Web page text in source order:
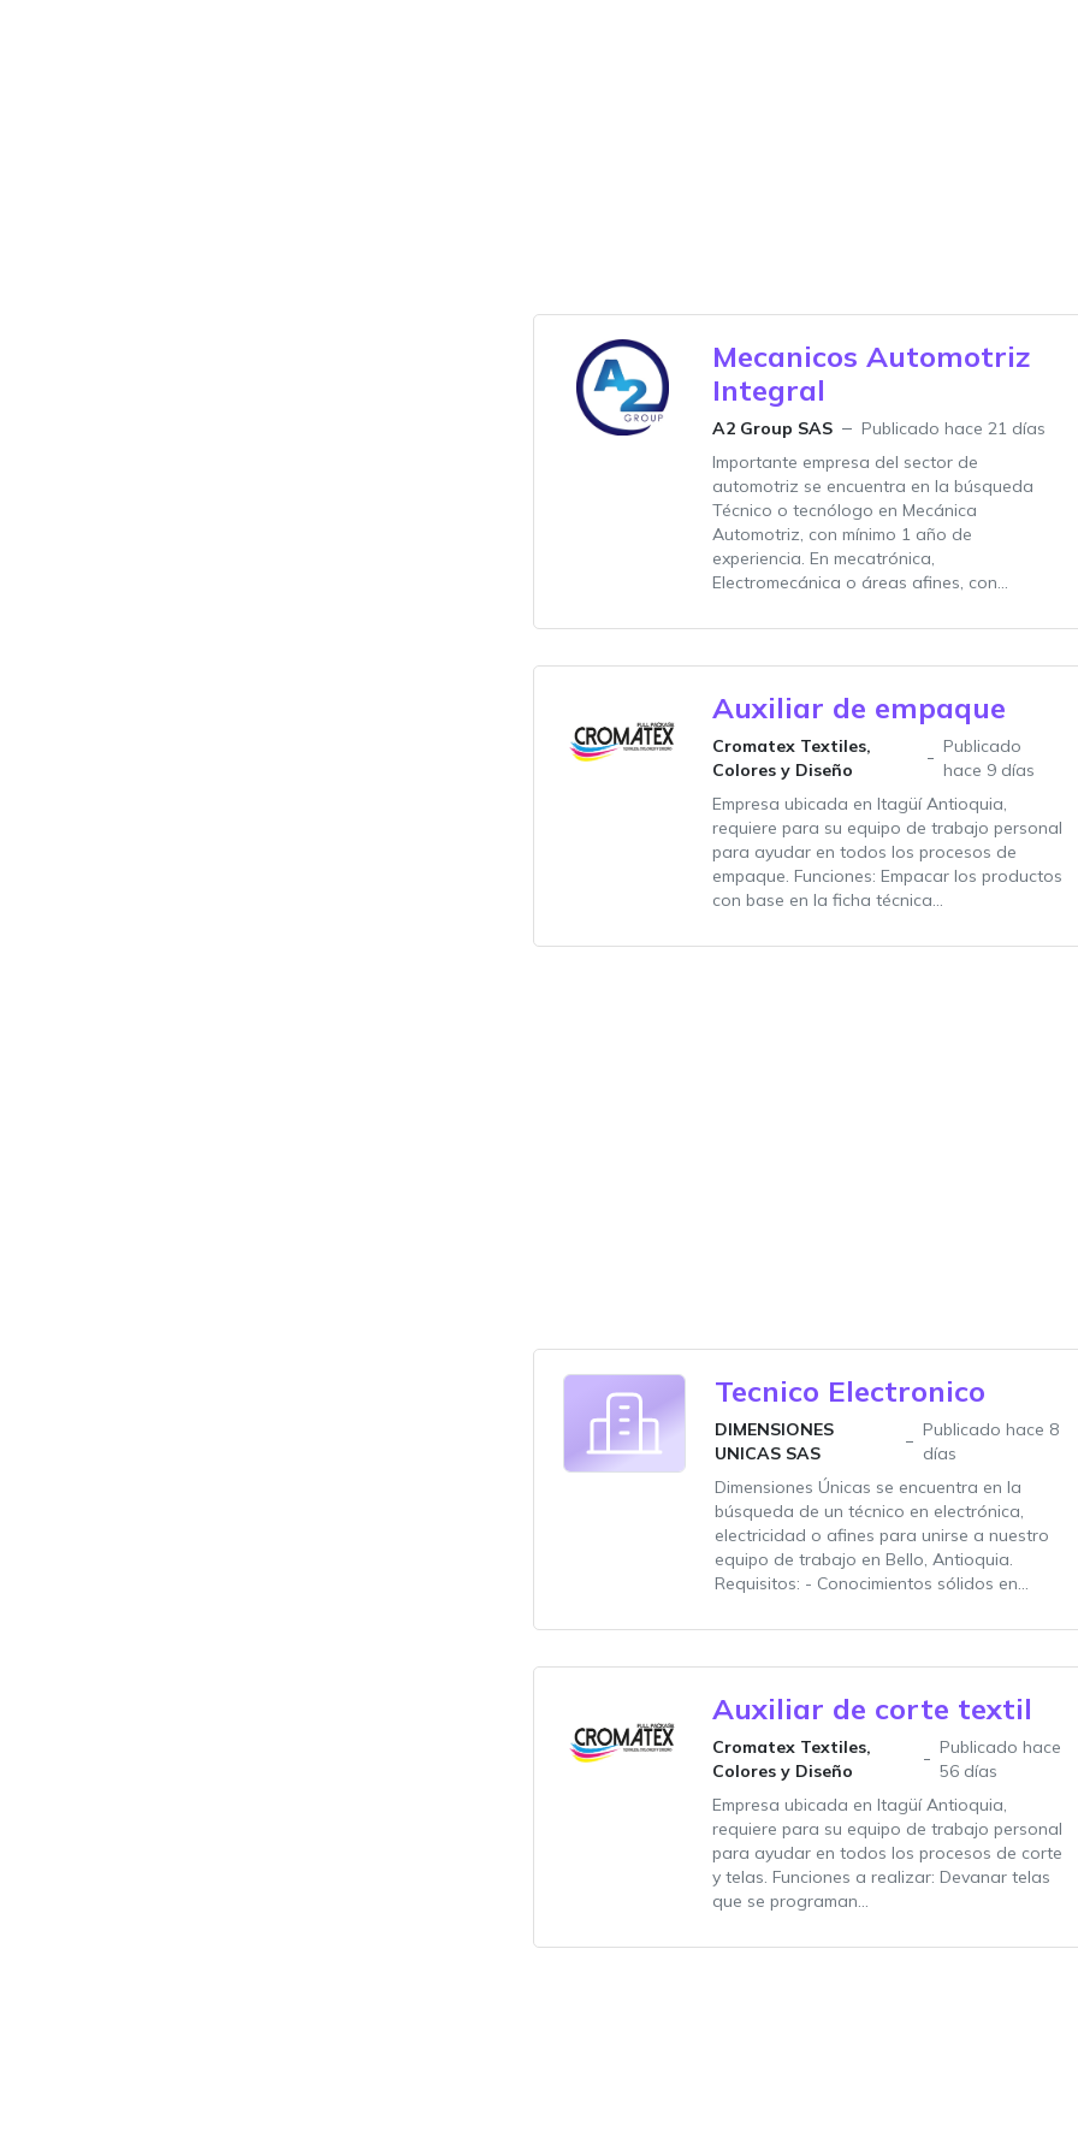
Mecanicos Automotriz
Integral
A2 Group SAS
Publicado hace 21 días
Importante empresa del sector de
automotriz se encuentra en la búsqueda
Técnico o tecnólogo en Mecánica
Automotriz, con mínimo 1 año de
experiencia. En mecatrónica,
Electromecánica o áreas afines, con...
Auxiliar de empaque
Cromatex Textiles,
Colores y Diseño
Publicado
hace 9 días
Empresa ubicada en Itagüí Antioquia,
requiere para su equipo de trabajo personal
para ayudar en todos los procesos de
empaque. Funciones: Empacar los productos
con base en la ficha técnica...
Tecnico Electronico
DIMENSIONES
UNICAS SAS
Publicado hace 8
días
Dimensiones Únicas se encuentra en la
búsqueda de un técnico en electrónica,
electricidad o afines para unirse a nuestro
equipo de trabajo en Bello, Antioquia.
Requisitos: - Conocimientos sólidos en...
Auxiliar de corte textil
Cromatex Textiles,
Colores y Diseño
Publicado hace
56 días
Empresa ubicada en Itagüí Antioquia,
requiere para su equipo de trabajo personal
para ayudar en todos los procesos de corte
y telas. Funciones a realizar: Devanar telas
que se programan...